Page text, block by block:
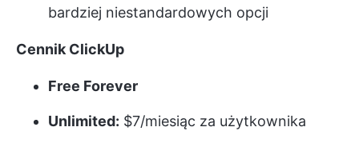
bardziej niestandardowych opcji
Cennik ClickUp
Free Forever
Unlimited: $7/miesiąc za użytkownika